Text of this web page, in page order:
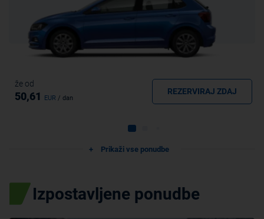
že od
50,61 EUR / dan
REZERVIRAJ ZDAJ
Prikaži vse ponudbe
Izpostavljene ponudbe